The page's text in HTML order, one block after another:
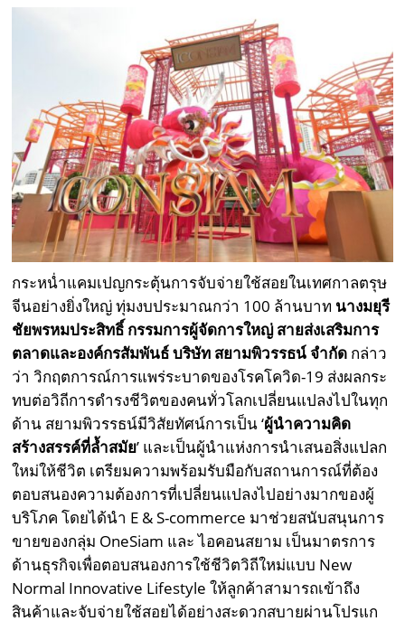
กระหน่ำแคมเปญกระตุ้นการจับจ่ายใช้สอยในเทศกาลตรุษ
จีนอย่างยิ่งใหญ่ ทุ่มงบประมาณกว่า 100 ล้านบาท นางมยุรี
ชัยพรหมประสิทธิ์ กรรมการผู้จัดการใหญ่ สายส่งเสริมการ
ตลาดและองค์กรสัมพันธ์ บริษัท สยามพิวรรธน์ จำกัด กล่าว
ว่า วิกฤตการณ์การแพร่ระบาดของโรคโควิด-19 ส่งผลกระ
ทบต่อวิถีการดำรงชีวิตของคนทั่วโลกเปลี่ยนแปลงไปในทุก
ด้าน สยามพิวรรธน์มีวิสัยทัศน์การเป็น ‘ผู้นำความคิด
สร้างสรรค์ที่ล้ำสมัย’ และเป็นผู้นำแห่งการนำเสนอสิ่งแปลก
ใหม่ให้ชีวิต เตรียมความพร้อมรับมือกับสถานการณ์ที่ต้อง
ตอบสนองความต้องการที่เปลี่ยนแปลงไปอย่างมากของผู้
บริโภค โดยได้นำ E & S-commerce มาช่วยสนับสนุนการ
ขายของกลุ่ม OneSiam และ ไอคอนสยาม เป็นมาตรการ
ด้านธุรกิจเพื่อตอบสนองการใช้ชีวิตวิถีใหม่แบบ New
Normal Innovative Lifestyle ให้ลูกค้าสามารถเข้าถึง
สินค้าและจับจ่ายใช้สอยได้อย่างสะดวกสบายผ่านโปรแก